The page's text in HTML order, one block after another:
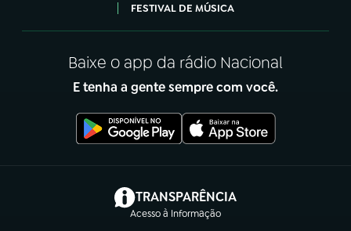
FESTIVAL DE MÚSICA
Baixe o app da rádio Nacional
E tenha a gente sempre com você.
TRANSPARÊNCIA
Acesso à Informação
(abre em nova aba)